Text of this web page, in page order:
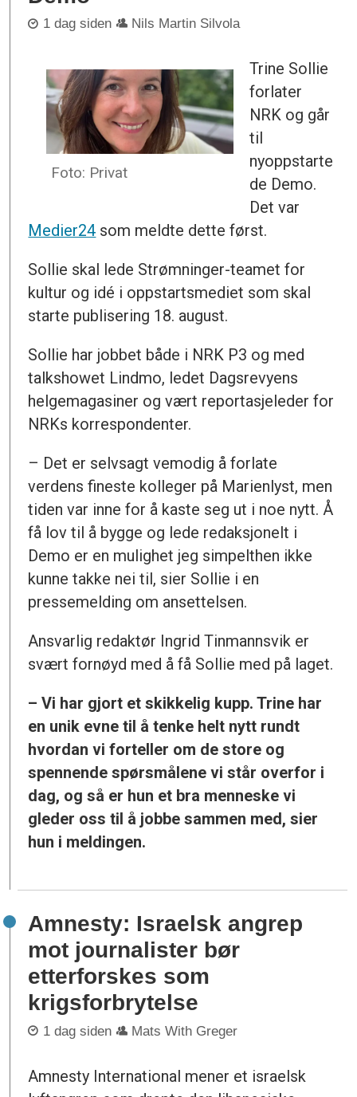
1 dag siden Nils Martin Silvola
Foto: Privat
Trine Sollie
forlater
NRK og går
til
nyoppstarte
de Demo.
Det var
Medier24 som meldte dette først.
Sollie skal lede Strømninger-teamet for
kultur og idé i oppstartsmediet som skal
starte publisering 18. august.
Sollie har jobbet både i NRK P3 og med
talkshowet Lindmo, ledet Dagsrevyens
helgemagasiner og vært reportasjeleder for
NRKs korrespondenter.
– Det er selvsagt vemodig å forlate
verdens fineste kolleger på Marienlyst, men
tiden var inne for å kaste seg ut i noe nytt. Å
få lov til å bygge og lede redaksjonelt i
Demo er en mulighet jeg simpelthen ikke
kunne takke nei til, sier Sollie i en
pressemelding om ansettelsen.
Ansvarlig redaktør Ingrid Tinmannsvik er
svært fornøyd med å få Sollie med på laget.
– Vi har gjort et skikkelig kupp. Trine har
en unik evne til å tenke helt nytt rundt
hvordan vi forteller om de store og
spennende spørsmålene vi står overfor i
dag, og så er hun et bra menneske vi
gleder oss til å jobbe sammen med, sier
hun i meldingen.
Amnesty: Israelsk angrep
mot journalister bør
etterforskes som
krigsforbrytelse
1 dag siden Mats With Greger
Amnesty International mener et israelsk